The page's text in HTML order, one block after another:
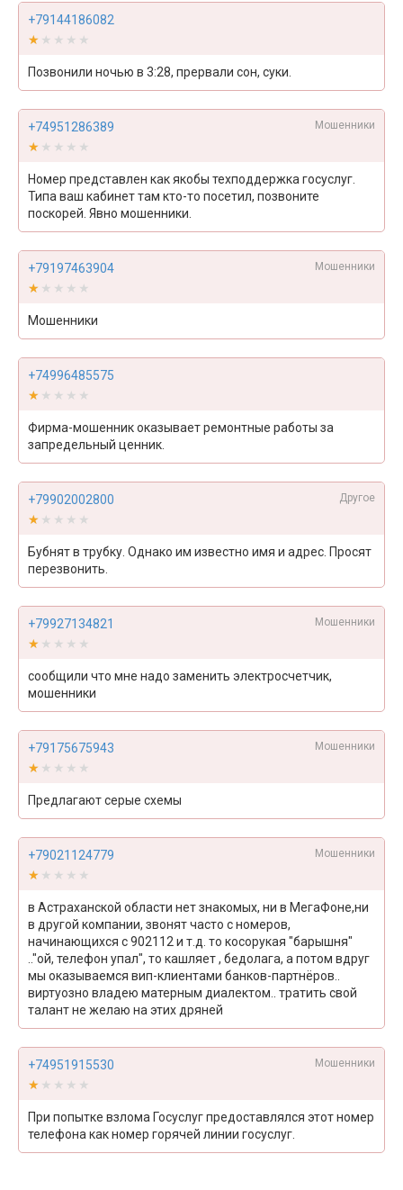
+79144186082
★★★★★
★★★★★
Позвонили ночью в 3:28, прервали сон, суки.
+74951286389 Мошенники
★★★★★
★★★★★
Номер представлен как якобы техподдержка госуслуг.
Типа ваш кабинет там кто-то посетил, позвоните
поскорей. Явно мошенники.
+79197463904 Мошенники
★★★★★
★★★★★
Мошенники
+74996485575
★★★★★
★★★★★
Фирма-мошенник оказывает ремонтные работы за
запредельный ценник.
+79902002800 Другое
★★★★★
★★★★★
Бубнят в трубку. Однако им известно имя и адрес. Просят
перезвонить.
+79927134821 Мошенники
★★★★★
★★★★★
сообщили что мне надо заменить электросчетчик,
мошенники
+79175675943 Мошенники
★★★★★
★★★★★
Предлагают серые схемы
+79021124779 Мошенники
★★★★★
★★★★★
в Астраханской области нет знакомых, ни в МегаФоне,ни
в другой компании, звонят часто с номеров,
начинающихся с 902112 и т.д. то косорукая "барышня"
.."ой, телефон упал", то кашляет , бедолага, а потом вдруг
мы оказываемся вип-клиентами банков-партнёров..
виртуозно владею матерным диалектом.. тратить свой
талант не желаю на этих дряней
+74951915530 Мошенники
★★★★★
★★★★★
При попытке взлома Госуслуг предоставлялся этот номер
телефона как номер горячей линии госуслуг.